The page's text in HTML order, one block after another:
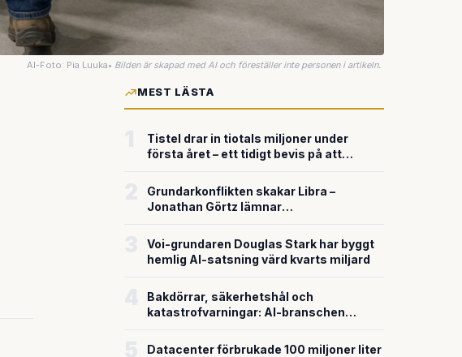
AI-Foto: Pia Luuka• Bilden är skapad med AI och föreställer inte personen i artikeln.
MEST LÄSTA
Tistel drar in tiotals miljoner under
första året – ett tidigt bevis på att
försvarsteknik
Grundarkonflikten skakar Libra –
Jonathan Görtz lämnar
miljardvärderingen
Voi-grundaren Douglas Stark har byggt
hemlig AI-satsning värd kvarts miljard
Bakdörrar, säkerhetshål och
katastrofvarningar: AI-branschen
Datacenter förbrukade 100 miljoner liter